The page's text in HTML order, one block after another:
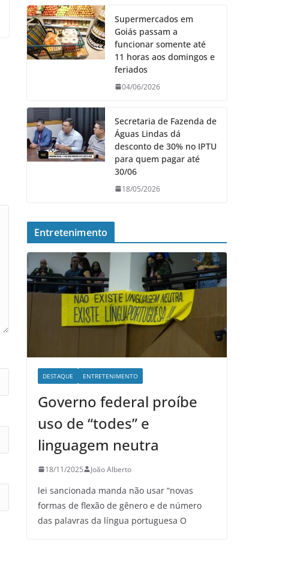
Supermercados em
Goiás passam a
funcionar somente até
11 horas aos domingos e
feriados
04/06/2026
Secretaria de Fazenda de
Águas Lindas dá
desconto de 30% no IPTU
para quem pagar até
30/06
18/05/2026
Entretenimento
DESTAQUE ENTRETENIMENTO
Governo federal proíbe
uso de “todes” e
linguagem neutra
18/11/2025 João Alberto
lei sancionada manda não usar “novas
formas de flexão de gênero e de número
das palavras da língua portuguesa O